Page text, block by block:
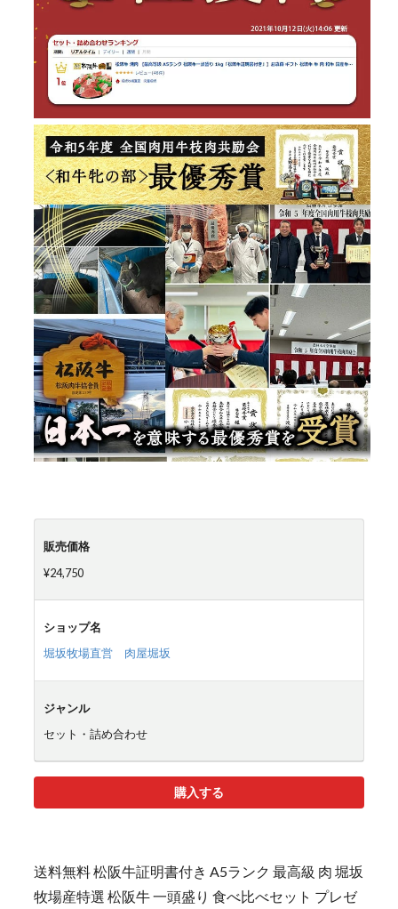
販売価格
¥24,750
ショップ名
堀坂牧場直営 肉屋堀坂
ジャンル
セット・詰め合わせ
購入する
送料無料 松阪牛証明書付き A5ランク 最高級 肉 堀坂
牧場産特選 松阪牛 一頭盛り 食べ比べセット プレゼ